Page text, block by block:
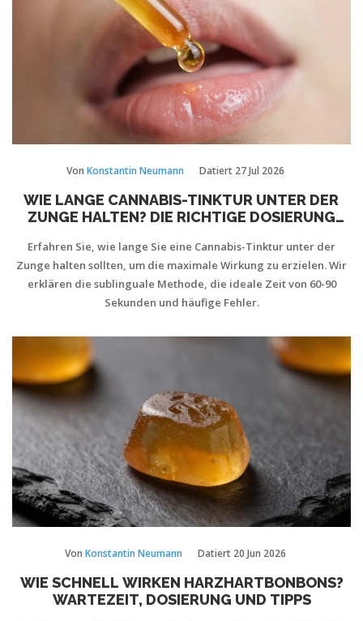
Von Konstantin Neumann Datiert 27 Jul 2026
WIE LANGE CANNABIS-TINKTUR UNTER DER
ZUNGE HALTEN? DIE RICHTIGE DOSIERUNG
Erfahren Sie, wie lange Sie eine Cannabis-Tinktur unter der
Zunge halten sollten, um die maximale Wirkung zu erzielen. Wir
erklären die sublinguale Methode, die ideale Zeit von 60-90
Sekunden und häufige Fehler.
Von Konstantin Neumann Datiert 20 Jun 2026
WIE SCHNELL WIRKEN HARZHARTBONBONS?
WARTEZEIT, DOSIERUNG UND TIPPS